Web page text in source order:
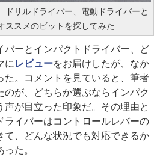
ドリルドライバー、電動ドライバーと
ススメのビットを探してみた
ーとインパクトドライバー、ど
に レビューをお届けしたが、なか
た。コメントを見ていると、筆者
のが、どちらか選ぶならインパク
声が目立った印象だ。その理由と
ライバーはコントロールレバーの
て、どんな状況でも対応できるか
た。